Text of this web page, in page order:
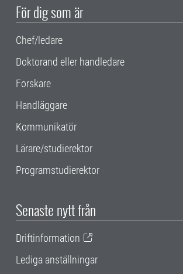
För dig som är
Chef/ledare
Doktorand eller handledare
Forskare
Handläggare
Kommunikatör
Lärare/studierektor
Programstudierektor
Senaste nytt från
Driftinformation
Lediga anställningar